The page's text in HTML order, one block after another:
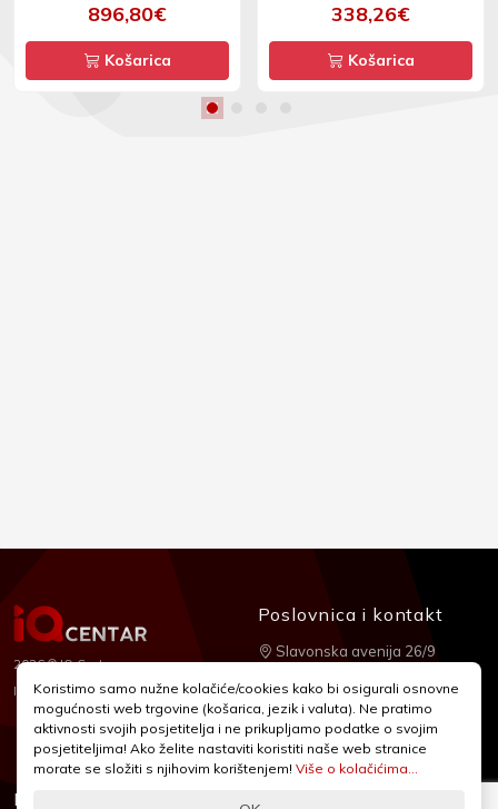
896,80€
Košarica
338,26€
Košarica
2026 © IQ Centar
Izrada:Nubilus
Informacije Podrška
Poslovnica i kontakt
Slavonska avenija 26/9
+385 1 2455 950
webshop@iqcentar.hr
Pon - Pet od 9 - 17h
Koristimo samo nužne kolačiće/cookies kako bi osigurali osnovne
mogućnosti web trgovine (košarica, jezik i valuta). Ne pratimo
aktivnosti svojih posjetitelja i ne prikupljamo podatke o svojim
posjetiteljima! Ako želite nastaviti koristiti naše web stranice
morate se složiti s njihovim korištenjem! Više o kolačićima...